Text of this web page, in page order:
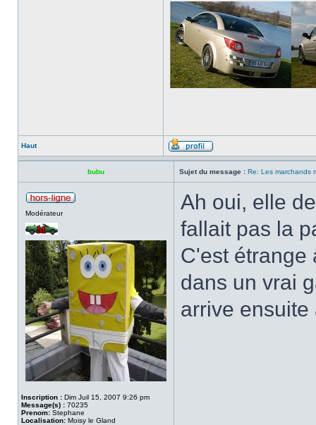
Haut
bubu Sujet du message : Re: Les marchands
Modérateur
Inscription : Dim Juil 15, 2007 9:26 pm
Message(s) : 70235
Prenom: Stephane
Localisation: Moisy le Gland
Ah oui, elle
fallait pas la
C'est étrange
dans un vrai
arrive ensuite